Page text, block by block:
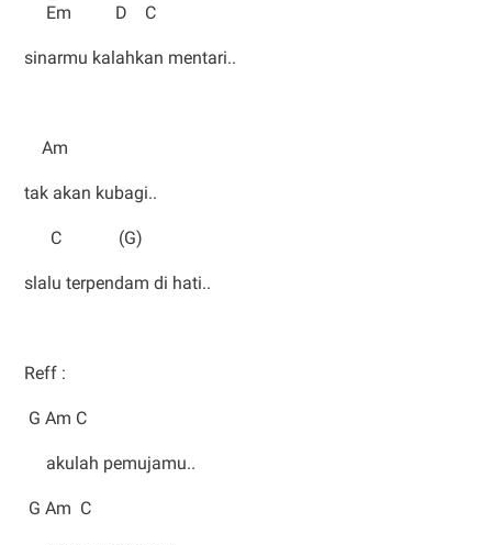
Em D C
sinarmu kalahkan mentari..
Am
tak akan kubagi..
C (G)
slalu terpendam di hati..
Reff :
G Am C
akulah pemujamu..
G Am C